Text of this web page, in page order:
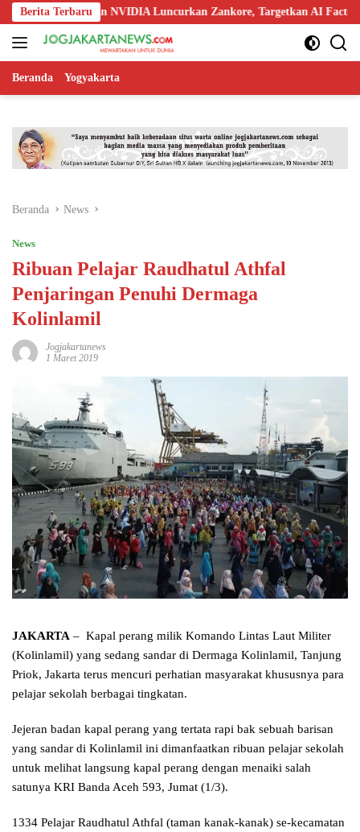
Langsung
ke
konten
Berita Terbaru
Nokia, dan NVIDIA Luncurkan Zankore, Targetkan AI Factory 1 GW
Beranda Yogyakarta
Beranda News
News
Ribuan Pelajar Raudhatul Athfal
Penjaringan Penuhi Dermaga
Kolinlamil
Jogjakartanews
1 Maret 2019
JAKARTA – Kapal perang milik Komando Lintas Laut Militer
(Kolinlamil) yang sedang sandar di Dermaga Kolinlamil, Tanjung
Priok, Jakarta terus mencuri perhatian masyarakat khususnya para
pelajar sekolah berbagai tingkatan.
Jejeran badan kapal perang yang tertata rapi bak sebuah barisan
yang sandar di Kolinlamil ini dimanfaatkan ribuan pelajar sekolah
untuk melihat langsung kapal perang dengan menaiki salah
satunya KRI Banda Aceh 593, Jumat (1/3).
1334 Pelajar Raudhatul Athfal (taman kanak-kanak) se-kecamatan